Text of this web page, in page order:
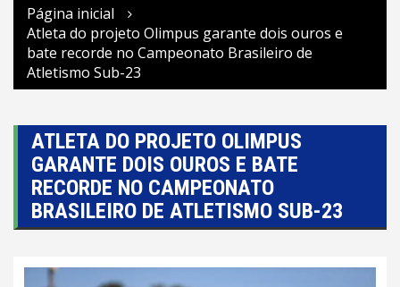
Página inicial
Atleta do projeto Olimpus garante dois ouros e
bate recorde no Campeonato Brasileiro de
Atletismo Sub-23
ATLETA DO PROJETO OLIMPUS
GARANTE DOIS OUROS E BATE
RECORDE NO CAMPEONATO
BRASILEIRO DE ATLETISMO SUB-23